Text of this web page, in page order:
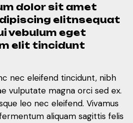
nec eleifend tincidunt, nibh
vulputate magna orci sed ex.
leo nec eleifend. Vivamus
sem onec malesuada
sed odio vehicula, finibus
dolor sit amet
elitnsequat
vebulum eget
elit tincidunt
nec eleifend tincidunt, nibh
vulputate magna orci sed ex.
leo nec eleifend. Vivamus
aliquam sagittis felis